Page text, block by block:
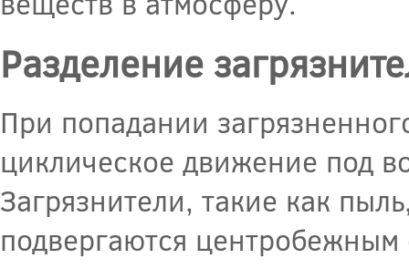
Разделение
При попадании
циклическое движение под
Загрязнители, такие как
подвергаются